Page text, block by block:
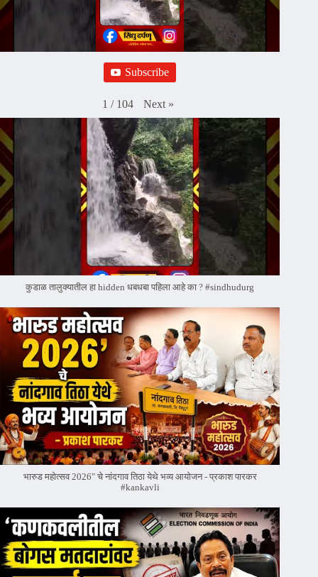
Subscribe
1 / 104 Next »
कुडाळ तालुक्यातील हा hidden धबधबा पहिला आहे का ? #sindhudurg
भारुड महोत्सव 2026" चे नांदगाव तिठा येथे भव्य आयोजन - प्रकाश पारकर
#kankavli